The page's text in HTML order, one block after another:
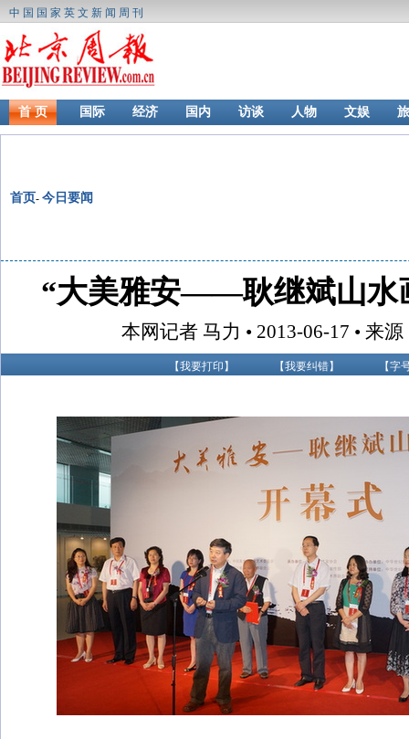
中国国家英文新闻周刊
首 页 国际 经济 国内 访谈 人物 文娱
首页- 今日要闻
“大美雅安——耿继斌山水
本网记者 马力 • 2013-06-17 • 来
【我要打印 】 【我要纠错】 【字